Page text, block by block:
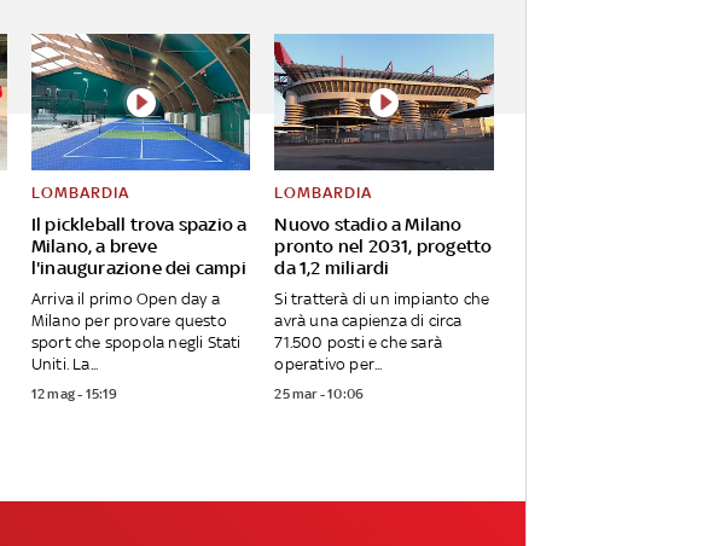
Il pickleball trova spazio a
Milano, a breve
l'inaugurazione dei campi
LOMBARDIA
Arriva il primo Open day a
Milano per provare questo
sport che spopola negli Stati
Uniti. La...
12 mag - 15:19
Nuovo stadio a Milano
pronto nel 2031, progetto
da 1,2 miliardi
LOMBARDIA
Si tratterà di un impianto che
avrà una capienza di circa
71.500 posti e che sarà
operativo per...
25 mar - 10:06